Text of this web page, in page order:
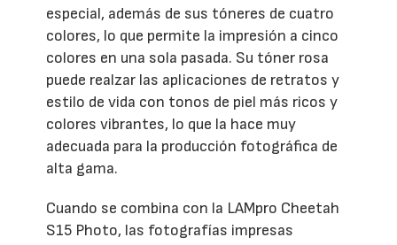
especial, además de sus tóneres de cuatro
colores, lo que permite la impresión a cinco
colores en una sola pasada. Su tóner rosa
puede realzar las aplicaciones de retratos y
estilo de vida con tonos de piel más ricos y
colores vibrantes, lo que la hace muy
adecuada para la producción fotográfica de
alta gama.
Cuando se combina con la LAMpro Cheetah
S15 Photo, las fotografías impresas